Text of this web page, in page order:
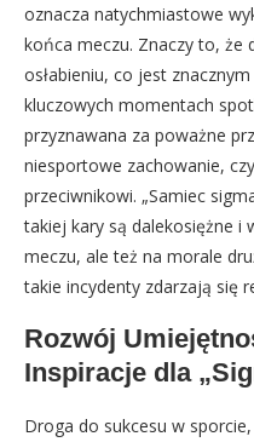
oznacza natychmiastowe
końca meczu. Znaczy to, że
osłabieniu, co jest
kluczowych momentach
przyznawana za poważne
niesportowe zachowanie,
przeciwnikowi. „Samiec
takiej kary są dalekosiężne i
meczu, ale też na morale
takie incydenty zdarzają się
Rozwój
Inspiracje dla
Droga do sukcesu w